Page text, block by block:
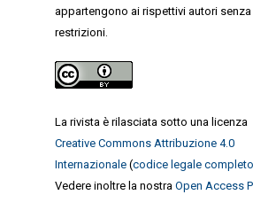
appartengono ai rispettivi autori senza
restrizioni.
La rivista è rilasciata sotto una licenza
Creative Commons Attribuzione 4.0
Internazionale (codice legale
Vedere inoltre la nostraOpen Access